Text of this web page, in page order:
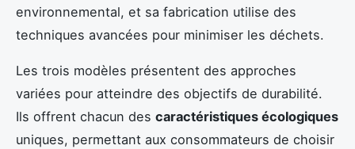
environnemental, et sa fabrication utilise des
techniques avancées pour minimiser les déchets.
Les trois modèles présentent des approches
variées pour atteindre des objectifs de durabilité.
Ils offrent chacun des caractéristiques écologiques
uniques, permettant aux consommateurs de choisir